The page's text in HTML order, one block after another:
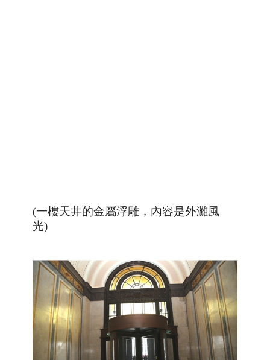
(一樓天井的金屬浮雕，內容是外灘風
光)